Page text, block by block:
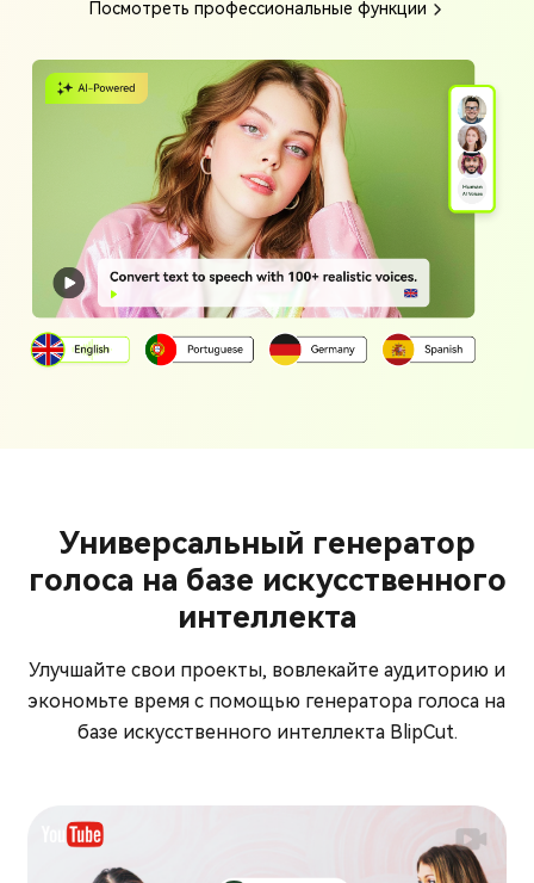
Посмотреть профессиональные функции
Универсальный генератор
голоса на базе искусственного
интеллекта
Улучшайте свои проекты, вовлекайте аудиторию и
экономьте время с помощью генератора голоса на
базе искусственного интеллекта BlipCut.